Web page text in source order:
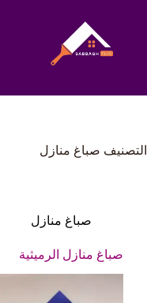
التصنيف صباغ منازل
صباغ منازل
صباغ منازل الرميثية